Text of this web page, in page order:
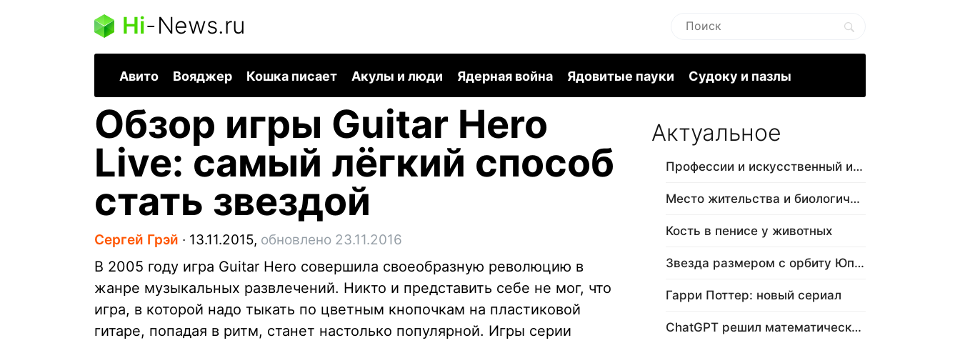
Hi-News.ru
Авито Вояджер Кошка писает Акулы и люди Ядерная война Ядовитые пауки Судоку и пазлы
Обзор игры Guitar Hero
Live: самый лёгкий способ
стать звездой
Сергей Грэй ∙ 13.11.2015, обновлено 23.11.2016
В 2005 году игра Guitar Hero совершила своеобразную революцию в
жанре музыкальных развлечений. Никто и представить себе не мог, что
игра, в которой надо тыкать по цветным кнопочкам на пластиковой
гитаре, попадая в ритм, станет настолько популярной. Игры серии
Актуальное
Профессии и искусственный интеллект
Место жительства и биологический в…
Кость в пенисе у животных
Звезда размером с орбиту Юпитера
Гарри Поттер: новый сериал
ChatGPT решил математическую задачу